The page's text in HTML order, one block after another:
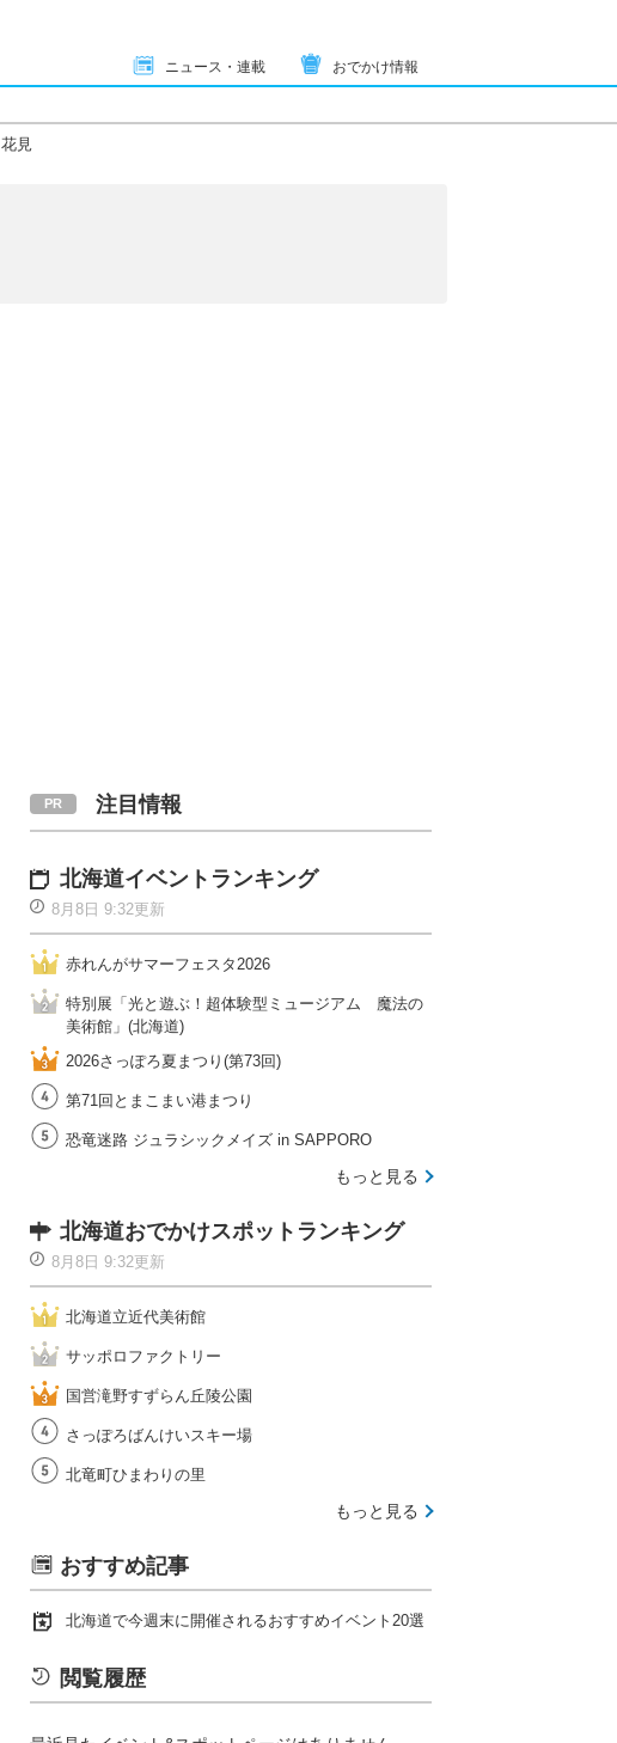
ニュース・連載 おでかけ情報
花見
注目情報
北海道イベントランキング
8月8日 9:32更新
赤れんがサマーフェスタ2026
特別展「光と遊ぶ！超体験型ミュージアム 魔法の
美術館」(北海道)
2026さっぽろ夏まつり(第73回)
第71回とまこまい港まつり
恐竜迷路 ジュラシックメイズ in SAPPORO
もっと見る
北海道おでかけスポットランキング
8月8日 9:32更新
北海道立近代美術館
サッポロファクトリー
国営滝野すずらん丘陵公園
さっぽろばんけいスキー場
北竜町ひまわりの里
もっと見る
おすすめ記事
北海道で今週末に開催されるおすすめイベント20選
閲覧履歴